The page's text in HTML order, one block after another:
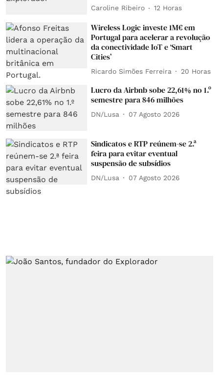
Caroline Ribeiro 12 Horas
Wireless Logic investe 1M€ em
Portugal para acelerar a revolução
da conectividade IoT e ‘Smart
Cities’
Ricardo Simões Ferreira 20 Horas
Lucro da Airbnb sobe 22,61% no 1.º
semestre para 846 milhões
DN/Lusa 07 Agosto 2026
Sindicatos e RTP reúnem-se 2.ª
feira para evitar eventual
suspensão de subsídios
DN/Lusa 07 Agosto 2026